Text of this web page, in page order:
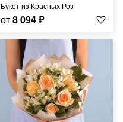
Букет из Красных Роз
от8 094₽